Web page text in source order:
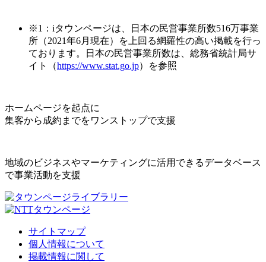
※1：iタウンページは、日本の民営事業所数516万事業
所（2021年6月現在）を上回る網羅性の高い掲載を行っ
ております。日本の民営事業所数は、総務省統計局サ
イト（https://www.stat.go.jp）を参照
ホームページを起点に
集客から成約までをワンストップで支援
地域のビジネスやマーケティングに活用できるデータベース
で事業活動を支援
サイトマップ
個人情報について
掲載情報に関して